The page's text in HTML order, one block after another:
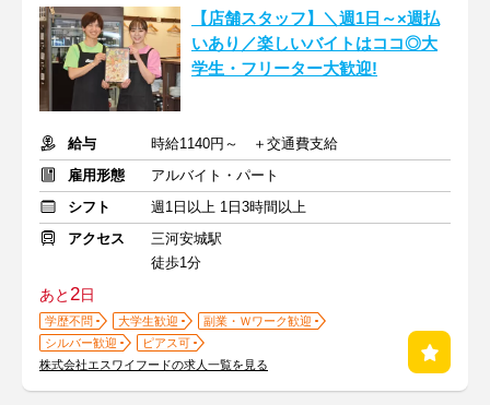
【店舗スタッフ】＼週1日～×週払
いあり／楽しいバイトはココ◎大
学生・フリーター大歓迎!
給与
時給1140円～ ＋交通費支給
雇用形態
アルバイト・パート
シフト
週1日以上 1日3時間以上
アクセス
三河安城駅
徒歩1分
あと2日
学歴不問 大学生歓迎
副業・Ｗワーク歓迎
シルバー歓迎
ピアス可
株式会社エスワイフードの求人一覧を見る